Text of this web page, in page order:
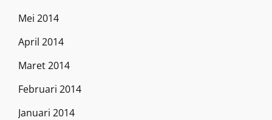
Mei 2014
April 2014
Maret 2014
Februari 2014
Januari 2014